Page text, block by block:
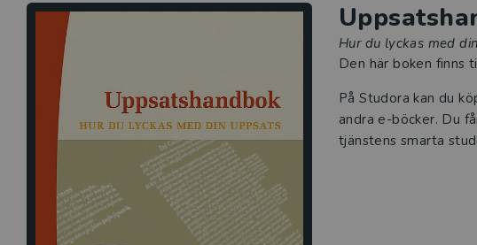
Hur du lyckas med
Den här boken finns
På Studora kan du
andra e-böcker. Du
tjänstens smarta